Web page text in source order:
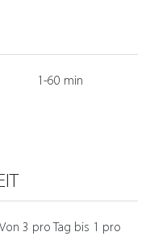
1-60 min
Von 3 pro Tag bis 1 pro